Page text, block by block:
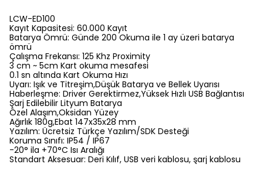
LCW-ED100
Kayıt Kapasitesi: 60.000 Kayıt
Batarya Ömrü: Günde 200 Okuma ile 1 ay üzeri batarya
ömrü
Çalışma Frekansı: 125 Khz Proximity
3 cm ~ 5cm Kart okuma mesafesi
0.1 sn altında Kart Okuma Hızı
Uyarı: Işık ve Titreşim,Düşük Batarya ve Bellek Uyarısı
Haberleşme: Driver Gerektirmez,Yüksek Hızlı USB Bağlantısı
Şarj Edilebilir Lityum Batarya
Özel Alaşım,Oksidan Yüzey
Ağırlık 180g,Ebat 147x35x28 mm
Yazılım: Ücretsiz Türkçe Yazılım/SDK Desteği
Koruma Sınıfı: IP54 / IP67
-20° ila +70°C Isı Aralığı
Standart Aksesuar: Deri Kılıf, USB veri kablosu, şarj kablosu